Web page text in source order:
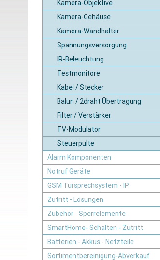
Kamera-Objektive
Kamera-Gehäuse
Kamera-Wandhalter
Spannungsversorgung
IR-Beleuchtung
Testmonitore
Kabel / Stecker
Balun / 2draht Übertragung
Filter / Verstärker
TV-Modulator
Steuerpulte
Alarm Komponenten
Notruf Geräte
GSM Türsprechsystem - IP
Zutritt - Lösungen
Zubehör - Sperrelemente
SmartHome- Schalten - Zutritt
Batterien - Akkus - Netzteile
Sortimentbereinigung-Abverkauf